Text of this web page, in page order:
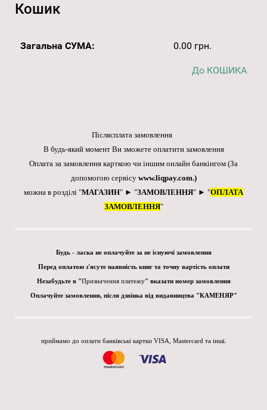
Кошик
Загальна СУМА: 0.00 грн.
До КОШИКА
Післясплата замовлення
В будь-який момент Ви зможете оплатити замовлення
Оплата за замовлення карткою чи іншим онлайн банкінгом (За
допомогою сервісу www.liqpay.com.)
можна в розділі "МАГАЗИН" ► "ЗАМОВЛЕННЯ" ► "ОПЛАТА
ЗАМОВЛЕННЯ"
Будь - ласка не оплачуйте за не існуючі замовлення
Перед оплатою з'ясуте наявність книг та точну вартість оплати
Незабудьте в "Призначення платежу" вказати номер замовлення
Оплачуйте замовлення, після дзвінка від видавництва "КАМЕНЯР"
приймамо до оплати банківські картки VISA, Mastercard та інші.